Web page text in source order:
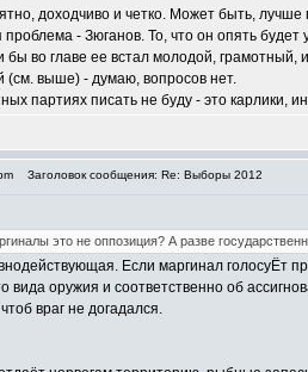
доходчиво и четко. Может быть, лучше
- Зюганов. То, что он опять
во главе ее встал молодой, грамотный,
выше) - думаю, вопросов нет.
партиях писать не буду - это
Заголовок сообщения: Re: Выборы 2012
это не оппозиция? А разве
Если маргинал голосуЁт
вида оружия и соответственно об
враг не догадался.